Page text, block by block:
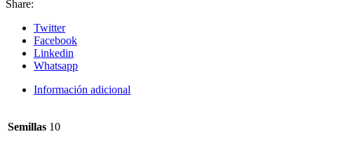
Share:
Twitter
Facebook
Linkedin
Whatsapp
Información adicional
Semillas 10